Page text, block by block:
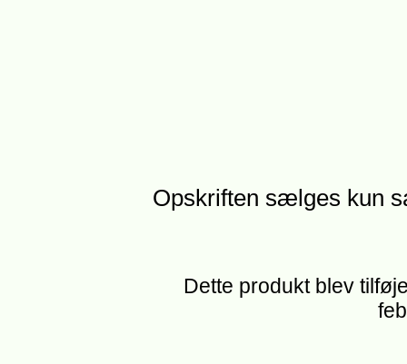
Opskriften sælges kun
Dette produkt blev